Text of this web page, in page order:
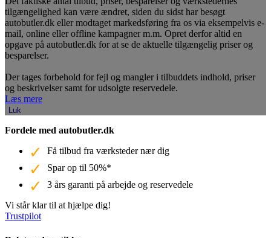
tilgængelighed kan være ændret, siden du sidst har besøgt
autobutler.dk eller modtaget markedsføring fra os via eksempelvis e-
mail, online eller offline kampagner m.m. Opret derfor altid en
opgave på autobutler.dk for at se de aktuelle tilgængelig priser og
besparelser.
Der tages forbehold for fejl og mangler i tilbuddets indhold, priser
og beskrivelser samt for udsolgte reservedele.
Læs mere
Luk
Fordele med autobutler.dk
Få tilbud fra værksteder nær dig
Spar op til 50%*
3 års garanti på arbejde og reservedele
Vi står klar til at hjælpe dig!
Trustpilot